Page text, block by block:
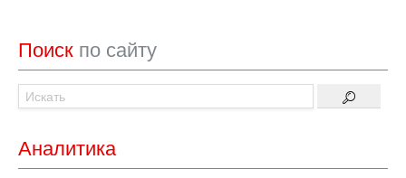
Поиск по сайту
Аналитика